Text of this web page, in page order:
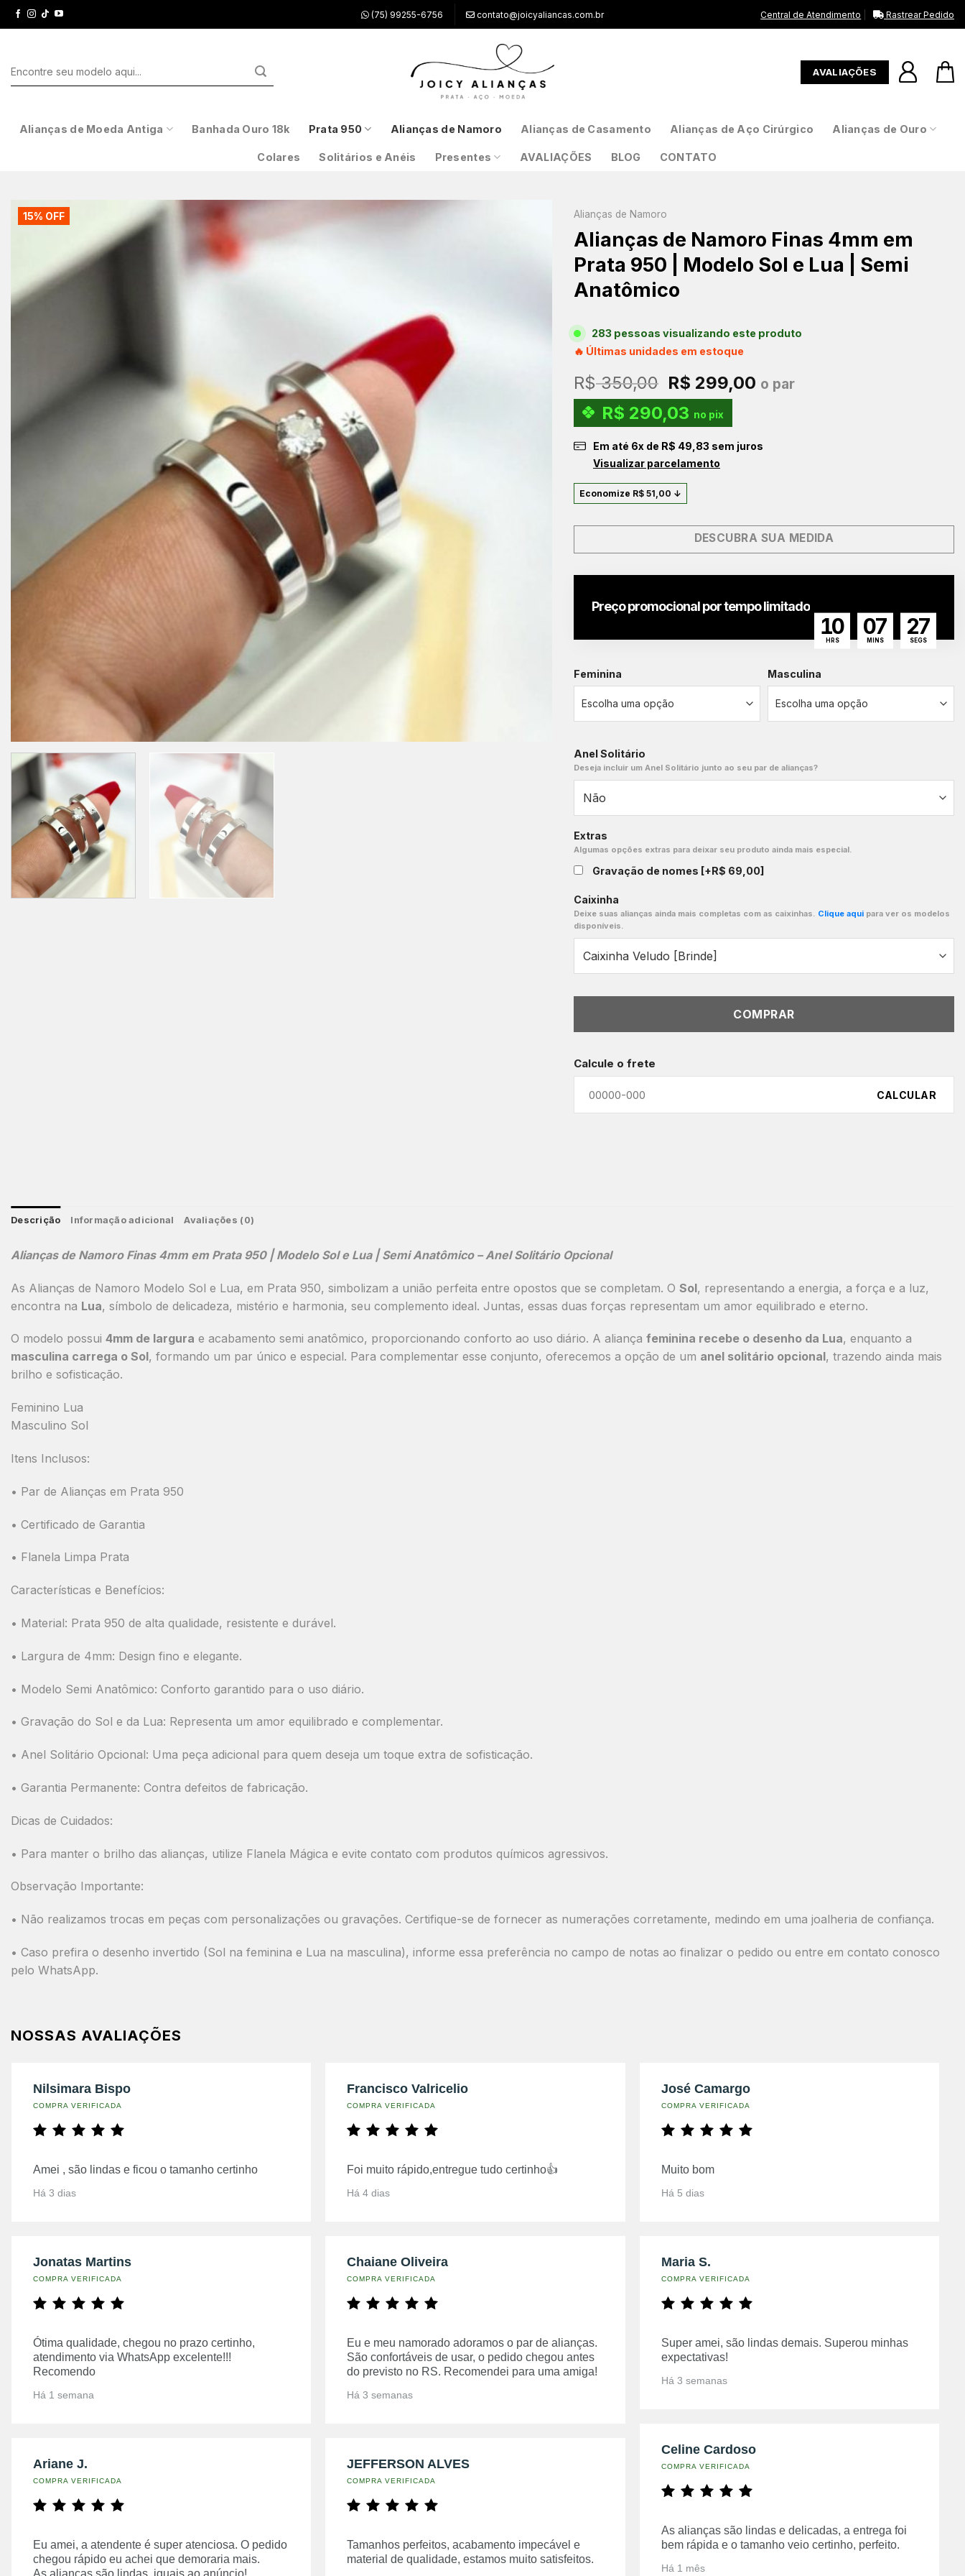
Skip
to
(75) 99255-6756 contato@joicyaliancas.com.br Central de Atendimento Rastrear Pedido
por:
AVALIAÇÕES
Alianças de Moeda Antiga Banhada Ouro 18k Prata 950 Alianças de Namoro Alianças de Casamento Alianças de Aço Cirúrgico Alianças de Ouro
Colares Solitários e Anéis Presentes AVALIAÇÕES BLOG CONTATO
15% OFF Alianças de Namoro
Alianças de Namoro Finas 4mm em
Prata 950 | Modelo Sol e Lua | Semi
Anatômico
283 pessoas visualizando este produto
🔥 Últimas unidades em estoque
R$350,00 O
preço
original
era:
R$ 350,00.
R$ 299,00 O
R$ 299,00.
o par
R$ 290,03 no pix
Em até 6x de R$ 49,83 sem juros
Visualizar parcelamento
Economize R$ 51,00 ↓
DESCUBRA SUA MEDIDA
Preço promocional por tempo limitado
10
HRS
07
MINS
26
SEGS
Feminina Masculina
Anel Solitário
Deseja incluir um Anel Solitário junto ao seu par de alianças?
Extras
Algumas opções extras para deixar seu produto ainda mais especial.
Gravação de nomes [+R$ 69,00]
Caixinha
Deixe suas alianças ainda mais completas com as caixinhas. Clique aqui para ver os modelos
disponíveis.
COMPRAR
Calcule o frete
CALCULAR
Descrição Informação adicional Avaliações (0)
Alianças de Namoro Finas 4mm em Prata 950 | Modelo Sol e Lua | Semi Anatômico – Anel Solitário Opcional
As Alianças de Namoro Modelo Sol e Lua, em Prata 950, simbolizam a união perfeita entre opostos que se completam. O Sol, representando a energia, a força e a luz,
encontra na Lua, símbolo de delicadeza, mistério e harmonia, seu complemento ideal. Juntas, essas duas forças representam um amor equilibrado e eterno.
O modelo possui 4mm de largura e acabamento semi anatômico, proporcionando conforto ao uso diário. A aliança feminina recebe o desenho da Lua, enquanto a
masculina carrega o Sol, formando um par único e especial. Para complementar esse conjunto, oferecemos a opção de um anel solitário opcional, trazendo ainda mais
brilho e sofisticação.
Feminino Lua
Masculino Sol
Itens Inclusos:
• Par de Alianças em Prata 950
• Certificado de Garantia
• Flanela Limpa Prata
Características e Benefícios:
• Material: Prata 950 de alta qualidade, resistente e durável.
• Largura de 4mm: Design fino e elegante.
• Modelo Semi Anatômico: Conforto garantido para o uso diário.
• Gravação do Sol e da Lua: Representa um amor equilibrado e complementar.
• Anel Solitário Opcional: Uma peça adicional para quem deseja um toque extra de sofisticação.
• Garantia Permanente: Contra defeitos de fabricação.
Dicas de Cuidados:
• Para manter o brilho das alianças, utilize Flanela Mágica e evite contato com produtos químicos agressivos.
Observação Importante:
• Não realizamos trocas em peças com personalizações ou gravações. Certifique-se de fornecer as numerações corretamente, medindo em uma joalheria de confiança.
• Caso prefira o desenho invertido (Sol na feminina e Lua na masculina), informe essa preferência no campo de notas ao finalizar o pedido ou entre em contato conosco
pelo WhatsApp.
NOSSAS AVALIAÇÕES
Nilsimara Bispo
COMPRA VERIFICADA
Amei , são lindas e ficou o tamanho certinho
Há 3 dias
Jonatas Martins
COMPRA VERIFICADA
Ótima qualidade, chegou no prazo certinho,
atendimento via WhatsApp excelente!!!
Recomendo
Há 1 semana
Ariane J.
COMPRA VERIFICADA
Eu amei, a atendente é super atenciosa. O pedido
chegou rápido eu achei que demoraria mais.
As alianças são lindas, iguais ao anúncio!
Francisco Valricelio
COMPRA VERIFICADA
Foi muito rápido,entregue tudo certinho👍
Há 4 dias
Chaiane Oliveira
COMPRA VERIFICADA
Eu e meu namorado adoramos o par de alianças.
São confortáveis de usar, o pedido chegou antes
do previsto no RS. Recomendei para uma amiga!
Há 3 semanas
JEFFERSON ALVES
COMPRA VERIFICADA
Tamanhos perfeitos, acabamento impecável e
material de qualidade, estamos muito satisfeitos.
José Camargo
COMPRA VERIFICADA
Muito bom
Há 5 dias
Maria S.
COMPRA VERIFICADA
Super amei, são lindas demais. Superou minhas
expectativas!
Há 3 semanas
Celine Cardoso
COMPRA VERIFICADA
As alianças são lindas e delicadas, a entrega foi
bem rápida e o tamanho veio certinho, perfeito.
Há 1 mês